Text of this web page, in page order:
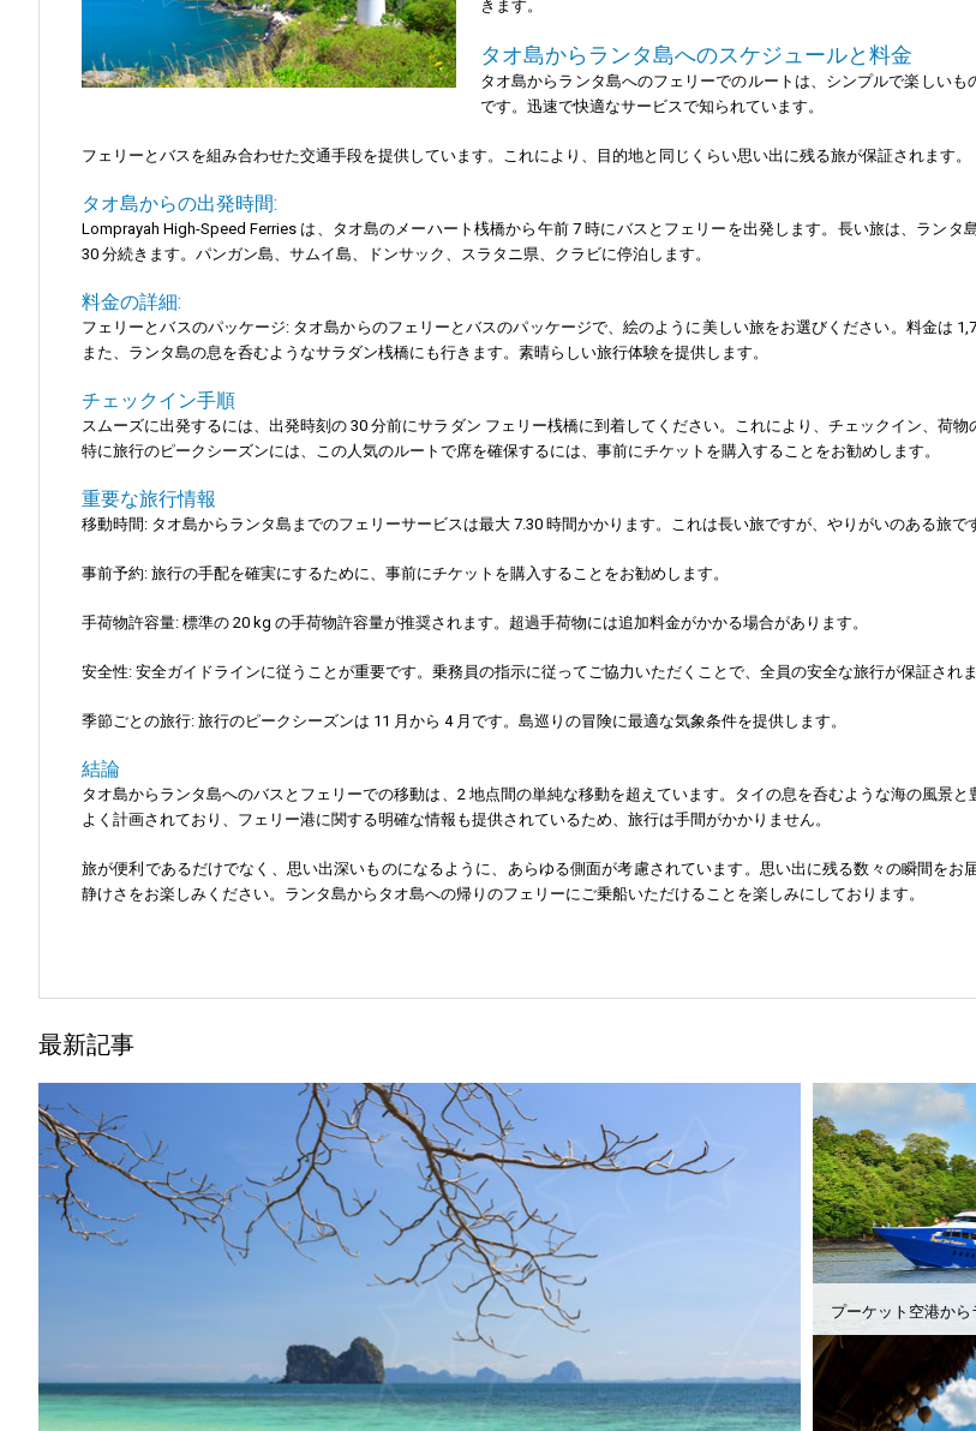
きます。
タオ島からランタ島へのスケジュールと料金
タオ島からランタ島へのフェリーでのルートは、シンプルで楽しい
です。迅速で快適なサービスで知られています。
フェリーとバスを組み合わせた交通手段を提供しています。これにより、目的地と同じくらい思い出に残る旅が保証されます。
タオ島からの出発時間:
Lomprayah High-Speed Ferries は、タオ島のメーハート桟橋から午前 7 時にバスとフェリーを出発します。長い旅は、ラン
30 分続きます。パンガン島、サムイ島、ドンサック、スラタニ県、クラビに停泊します。
料金の詳細:
フェリーとバスのパッケージ: タオ島からのフェリーとバスのパッケージで、絵のように美しい旅をお選びください。料金は
また、ランタ島の息を呑むようなサラダン桟橋にも行きます。素晴らしい旅行体験を提供します。
チェックイン手順
スムーズに出発するには、出発時刻の 30 分前にサラダン フェリー桟橋に到着してください。これにより、チェックイン、荷
特に旅行のピークシーズンには、この人気のルートで席を確保するには、事前にチケットを購入することをお勧めします。
重要な旅行情報
移動時間: タオ島からランタ島までのフェリーサービスは最大 7.30 時間かかります。これは長い旅ですが、やりがいのある旅で
事前予約: 旅行の手配を確実にするために、事前にチケットを購入することをお勧めします。
手荷物許容量: 標準の 20 kg の手荷物許容量が推奨されます。超過手荷物には追加料金がかかる場合があります。
安全性: 安全ガイドラインに従うことが重要です。乗務員の指示に従ってご協力いただくことで、全員の安全な旅行が保証されま
季節ごとの旅行: 旅行のピークシーズンは 11 月から 4 月です。島巡りの冒険に最適な気象条件を提供します。
結論
タオ島からランタ島へのバスとフェリーでの移動は、2 地点間の単純な移動を超えています。タイの息を呑むような海の風景
よく計画されており、フェリー港に関する明確な情報も提供されているため、旅行は手間がかかりません。
旅が便利であるだけでなく、思い出深いものになるように、あらゆる側面が考慮されています。思い出に残る数々の瞬間をお
静けさをお楽しみください。ランタ島からタオ島への帰りのフェリーにご乗船いただけることを楽しみにしております。
最新記事